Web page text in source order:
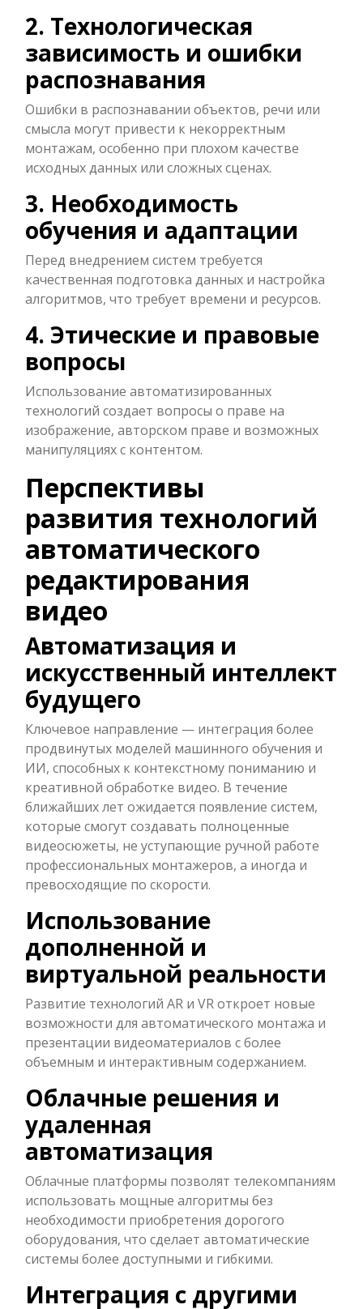
2. Технологическая
зависимость и ошибки
распознавания
Ошибки в распознавании объектов, речи или
смысла могут привести к некорректным
монтажам, особенно при плохом качестве
исходных данных или сложных сценах.
3. Необходимость
обучения и адаптации
Перед внедрением систем требуется
качественная подготовка данных и настройка
алгоритмов, что требует времени и ресурсов.
4. Этические и правовые
вопросы
Использование автоматизированных
технологий создает вопросы о праве на
изображение, авторском праве и возможных
манипуляциях с контентом.
Перспективы
развития технологий
автоматического
редактирования
видео
Автоматизация и
искусственный интеллект
будущего
Ключевое направление — интеграция более
продвинутых моделей машинного обучения и
ИИ, способных к контекстному пониманию и
креативной обработке видео. В течение
ближайших лет ожидается появление систем,
которые смогут создавать полноценные
видеосюжеты, не уступающие ручной работе
профессиональных монтажеров, а иногда и
превосходящие по скорости.
Использование
дополненной и
виртуальной реальности
Развитие технологий AR и VR откроет новые
возможности для автоматического монтажа и
презентации видеоматериалов с более
объемным и интерактивным содержанием.
Облачные решения и
удаленная
автоматизация
Облачные платформы позволят телекомпаниям
использовать мощные алгоритмы без
необходимости приобретения дорогого
оборудования, что сделает автоматические
системы более доступными и гибкими.
Интеграция с другими